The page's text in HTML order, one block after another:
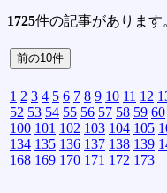
1725件の記事があります
1 2 3 4 5 6 7 8 9 10 11 12
52 53 54 55 56 57 58 59 60
100 101 102 103 104 105
134 135 136 137 138 139
168 169 170 171 172 173